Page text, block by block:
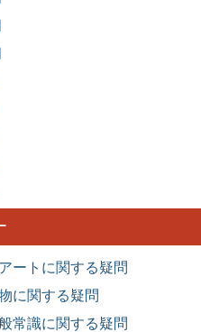
ートに関する疑問
に関する疑問
常識に関する疑問